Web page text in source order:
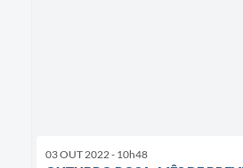
03 OUT 2022 - 10h48